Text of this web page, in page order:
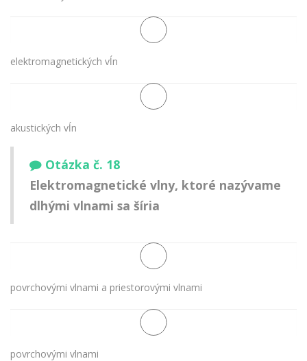
elektromagnetických vĺn
akustických vĺn
Otázka č. 18
Elektromagnetické vlny, ktoré nazývame
dlhými vlnami sa šíria
povrchovými vlnami a priestorovými vlnami
povrchovými vlnami